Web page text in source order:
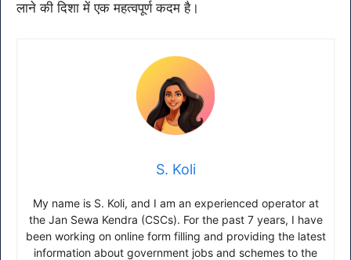
लाने की दिशा में एक महत्वपूर्ण कदम है।
S. Koli
My name is S. Koli, and I am an experienced operator at
the Jan Sewa Kendra (CSCs). For the past 7 years, I have
been working on online form filling and providing the latest
information about government jobs and schemes to the